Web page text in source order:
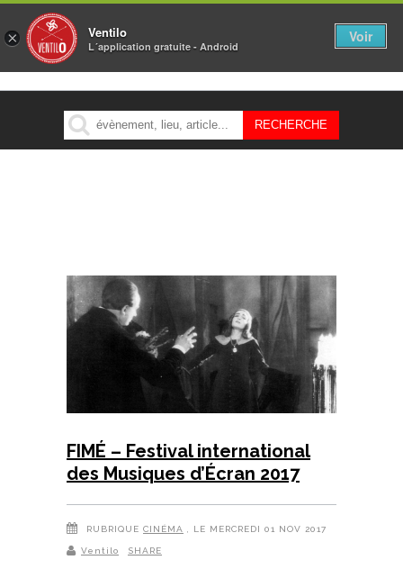
MENU
FIMÉ – Festival international
des Musiques d’Écran 2017
RUBRIQUE CINÉMA , LE MERCREDI 01 NOV 2017
Ventilo SHARE
× Ventilo
L´application gratuite - Android
Voir